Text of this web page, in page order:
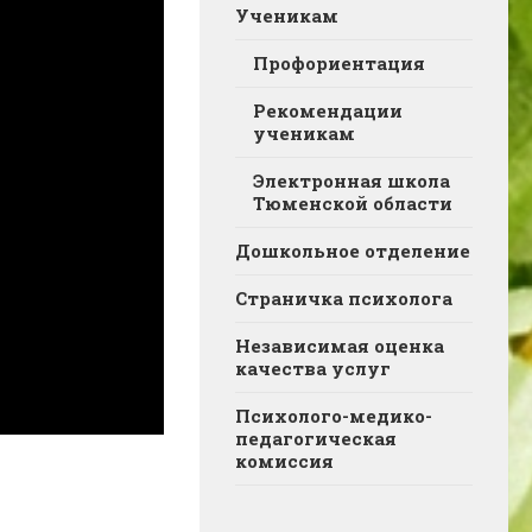
Ученикам
Профориентация
Рекомендации
ученикам
Электронная школа
Тюменской области
Дошкольное отделение
Страничка психолога
Независимая оценка
качества услуг
Психолого-медико-
педагогическая
комиссия